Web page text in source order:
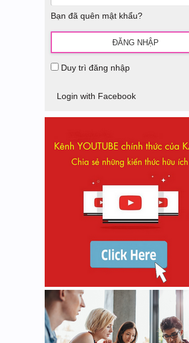
Bạn đã quên mật khẩu?
Duy trì đăng nhập
Login with Facebook